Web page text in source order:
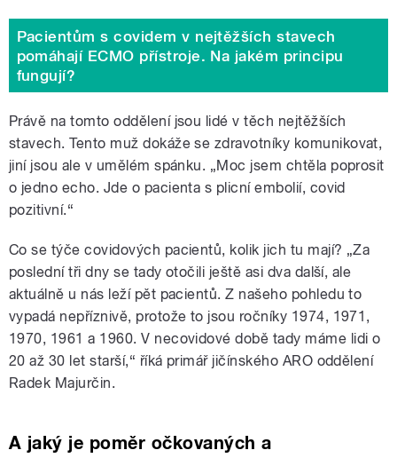
Pacientům s covidem v nejtěžších stavech
pomáhají ECMO přístroje. Na jakém principu
fungují?
Právě na tomto oddělení jsou lidé v těch nejtěžších
stavech. Tento muž dokáže se zdravotníky komunikovat,
jiní jsou ale v umělém spánku. „Moc jsem chtěla poprosit
o jedno echo. Jde o pacienta s plicní embolií, covid
pozitivní.“
Co se týče covidových pacientů, kolik jich tu mají? „Za
poslední tři dny se tady otočili ještě asi dva další, ale
aktuálně u nás leží pět pacientů. Z našeho pohledu to
vypadá nepříznivě, protože to jsou ročníky 1974, 1971,
1970, 1961 a 1960. V necovidové době tady máme lidi o
20 až 30 let starší,“ říká primář jičínského ARO oddělení
Radek Majurčin.
A jaký je poměr očkovaných a